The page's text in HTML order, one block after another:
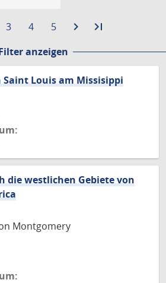
Gehe
Seite
3
Gehe
Seite
4
Gehe
Seite
5 navigate_next
Zur
Seite
last_page
Seite
anzeigen
Saint Louis am Missisippi
die westlichen Gebiete von
Montgomery